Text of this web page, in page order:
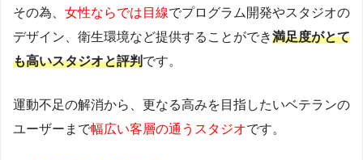
その為、 女性ならでは目線でプログラム開発やスタジオの
デザイン、衛生環境など提供することができ満足度がとて
も高いスタジオと評判です。
運動不足の解消から、更なる高みを目指したいベテランの
ユーザーまで幅広い客層の通うスタジオです。